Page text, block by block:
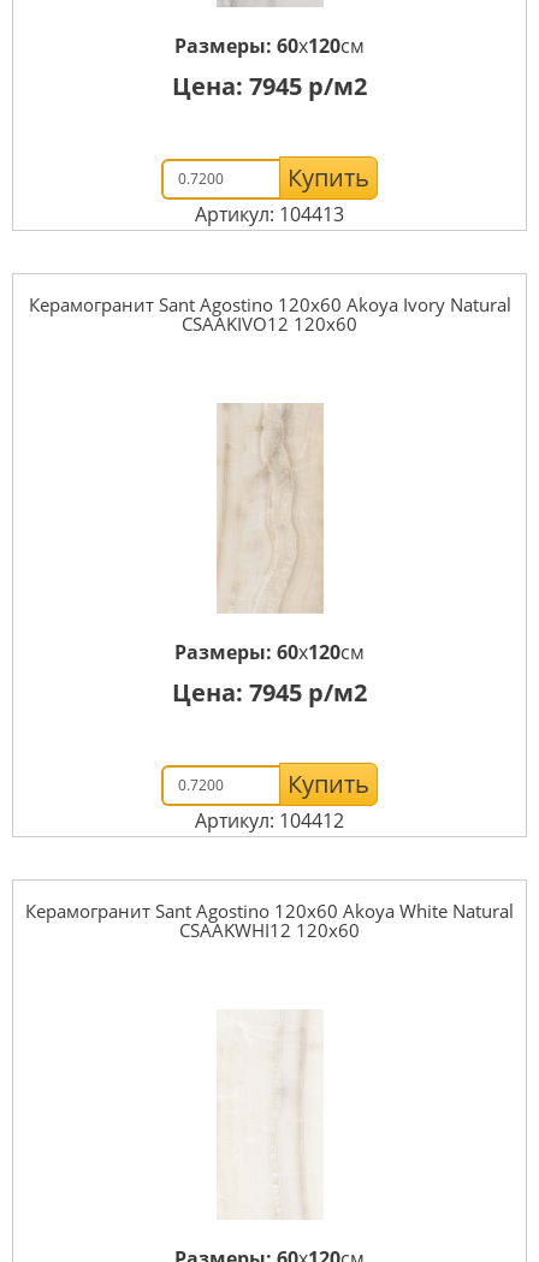
Размеры: 60x120см
Цена: 7945 р/м2
Купить
Артикул: 104413
Керамогранит Sant Agostino 120x60 Akoya Ivory Natural
CSAAKIVO12 120x60
Размеры: 60x120см
Цена: 7945 р/м2
Купить
Артикул: 104412
Керамогранит Sant Agostino 120x60 Akoya White Natural
CSAAKWHI12 120x60